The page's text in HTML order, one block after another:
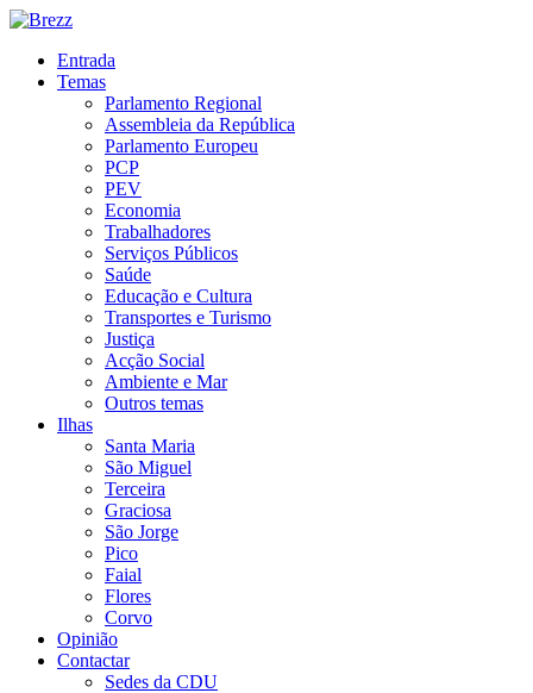
Entrada
Temas
Parlamento Regional
Assembleia da República
Parlamento Europeu
PCP
PEV
Economia
Trabalhadores
Serviços Públicos
Saúde
Educação e Cultura
Transportes e Turismo
Justiça
Acção Social
Ambiente e Mar
Outros temas
Ilhas
Santa Maria
São Miguel
Terceira
Graciosa
São Jorge
Pico
Faial
Flores
Corvo
Opinião
Contactar
Sedes da CDU